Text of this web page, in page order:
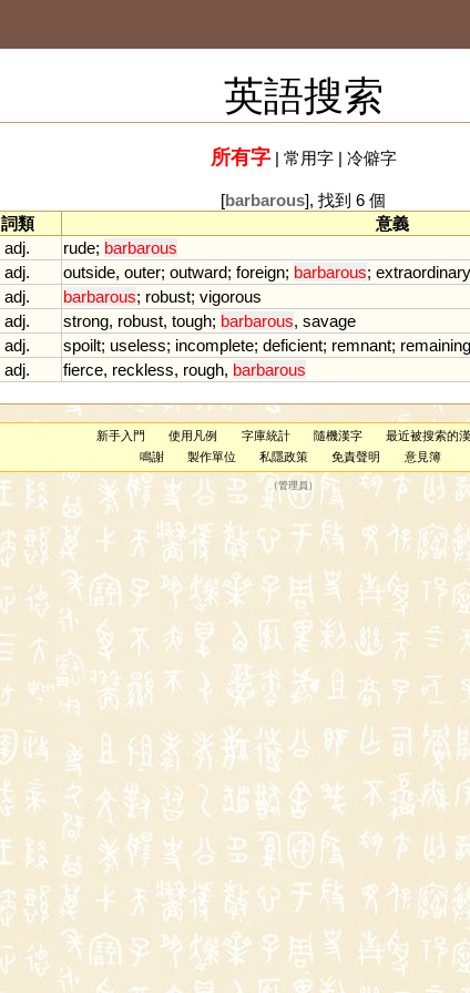
英語搜索
所有字| 常用字| 冷僻字
[barbarous], 找到 6 個
詞類
意義
adj. rude; barbarous
adj. outside, outer; outward; foreign; barbarous; extraordinary
adj. barbarous; robust; vigorous
adj. strong, robust, tough; barbarous, savage
adj. spoilt; useless; incomplete; deficient; remnant; remaining
adj. fierce, reckless, rough, barbarous
新手入門 使用凡例 字庫統計 隨機漢字
最近被搜索的
鳴謝
製作單位 私隱政策 免責聲明 意見簿
（管理員 ）